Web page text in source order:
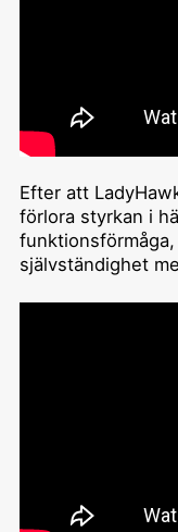
Efter att
förlora styrkan i
självständighet